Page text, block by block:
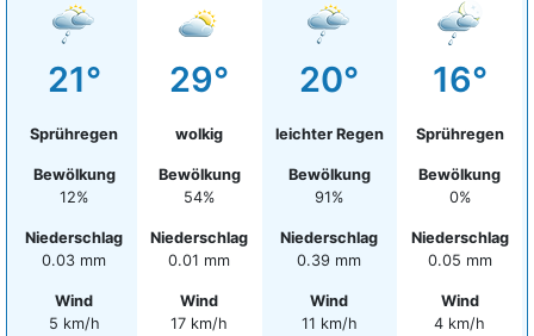
21°
Sprühregen
Bewölkung
12%
Niederschlag
0.03 mm
Wind
5 km/h
29°
wolkig
Bewölkung
54%
Niederschlag
0.01 mm
Wind
17 km/h
20°
leichter Regen
Bewölkung
91%
Niederschlag
0.39 mm
Wind
11 km/h
16°
Sprühregen
Bewölkung
0%
Niederschlag
0.05 mm
Wind
4 km/h